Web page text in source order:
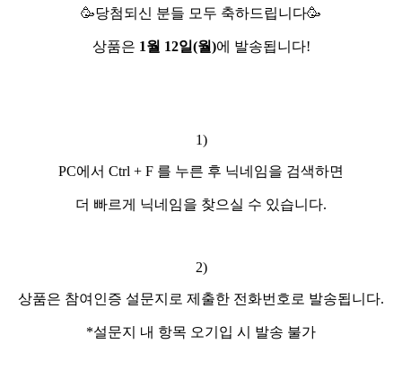
🥳당첨되신 분들 모두 축하드립니다🥳
상품은 1월 12일(월)에 발송됩니다!
1)
PC에서 Ctrl + F 를 누른 후 닉네임을 검색하면
더 빠르게 닉네임을 찾으실 수 있습니다.
2)
상품은 참여인증 설문지로 제출한 전화번호로 발송됩니다.
*설문지 내 항목 오기입 시 발송 불가